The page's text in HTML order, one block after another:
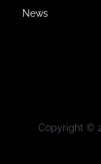
News
Copyright ©